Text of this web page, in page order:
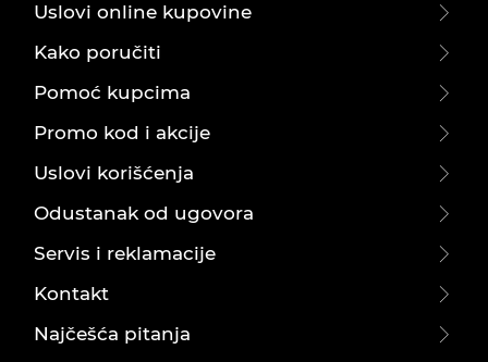
Uslovi online kupovine
Kako poručiti
Pomoć kupcima
Promo kod i akcije
Uslovi korišćenja
Odustanak od ugovora
Servis i reklamacije
Kontakt
Najčešća pitanja